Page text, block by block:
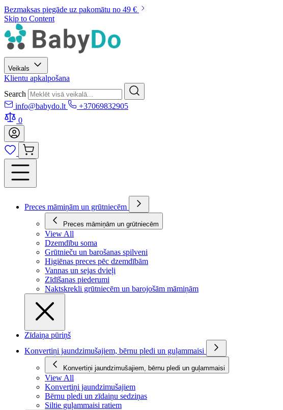
Bezmaksas piegāde uz pakomātu no 49 €
Skip to Content
Veikals
Klientu apkalpošana
Search
info@babydo.lt
+37069832905
0
Preces māmiņām un grūtniecēm
Preces māmiņām un grūtniecēm
View All
Dzemdību soma
Grūtnieču un barošanas spilveni
Higiēnas preces pēc dzemdībām
Vannas un sejas dvieļi
Zīdīšanas piederumi
Naktskrekli grūtniecēm un barojošām māmiņām
Zīdaiņa pūriņš
Konvertiņi jaundzimušajiem, bērnu pledi un guļammaisi
Konvertiņi jaundzimušajiem, bērnu pledi un guļammaisi
View All
Konvertiņi jaundzimušajiem
Bērnu pledi un zīdaiņu sedziņas
Siltie guļammaisi ratiem